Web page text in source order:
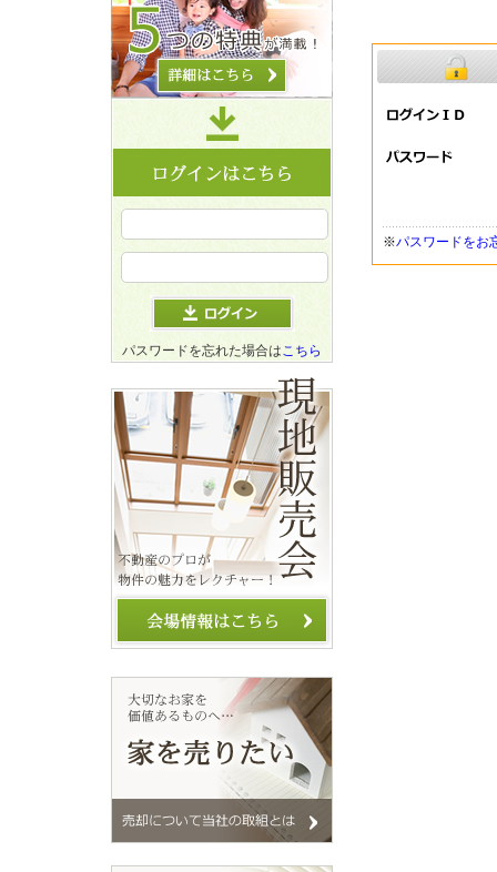
※パスワードをお
パスワードを忘れた場合はこちら